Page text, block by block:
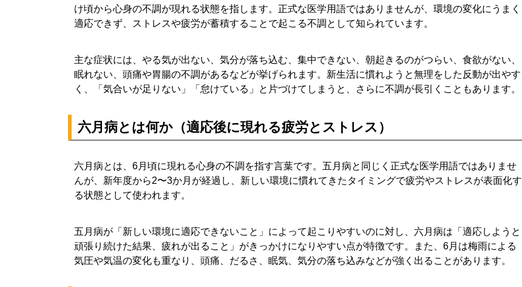
8. まとめ
け頃から心身の不調が現れる状態を指します。正式な医学用語ではありませんが、環境の変化にうまく
適応できず、ストレスや疲労が蓄積することで起こる不調として知られています。
主な症状には、やる気が出ない、気分が落ち込む、集中できない、朝起きるのがつらい、食欲がない、
眠れない、頭痛や胃腸の不調があるなどが挙げられます。新生活に慣れようと無理をした反動が出やす
く、「気合いが足りない」「怠けている」と片づけてしまうと、さらに不調が長引くこともあります。
六月病とは何か（適応後に現れる疲労とストレス）
六月病とは、6月頃に現れる心身の不調を指す言葉です。五月病と同じく正式な医学用語ではありませ
んが、新年度から2〜3か月が経過し、新しい環境に慣れてきたタイミングで疲労やストレスが表面化す
る状態として使われます。
五月病が「新しい環境に適応できないこと」によって起こりやすいのに対し、六月病は「適応しようと
頑張り続けた結果、疲れが出ること」がきっかけになりやすい点が特徴です。また、6月は梅雨による
気圧や気温の変化も重なり、頭痛、だるさ、眠気、気分の落ち込みなどが強く出ることがあります。